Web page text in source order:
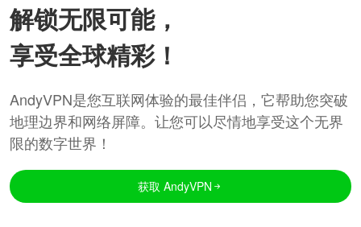
解锁无限可能，
享受全球精彩！
AndyVPN是您互联网体验的最佳伴侣，它帮助您突破
地理边界和网络屏障。让您可以尽情地享受这个无界
限的数字世界！
获取 AndyVPN